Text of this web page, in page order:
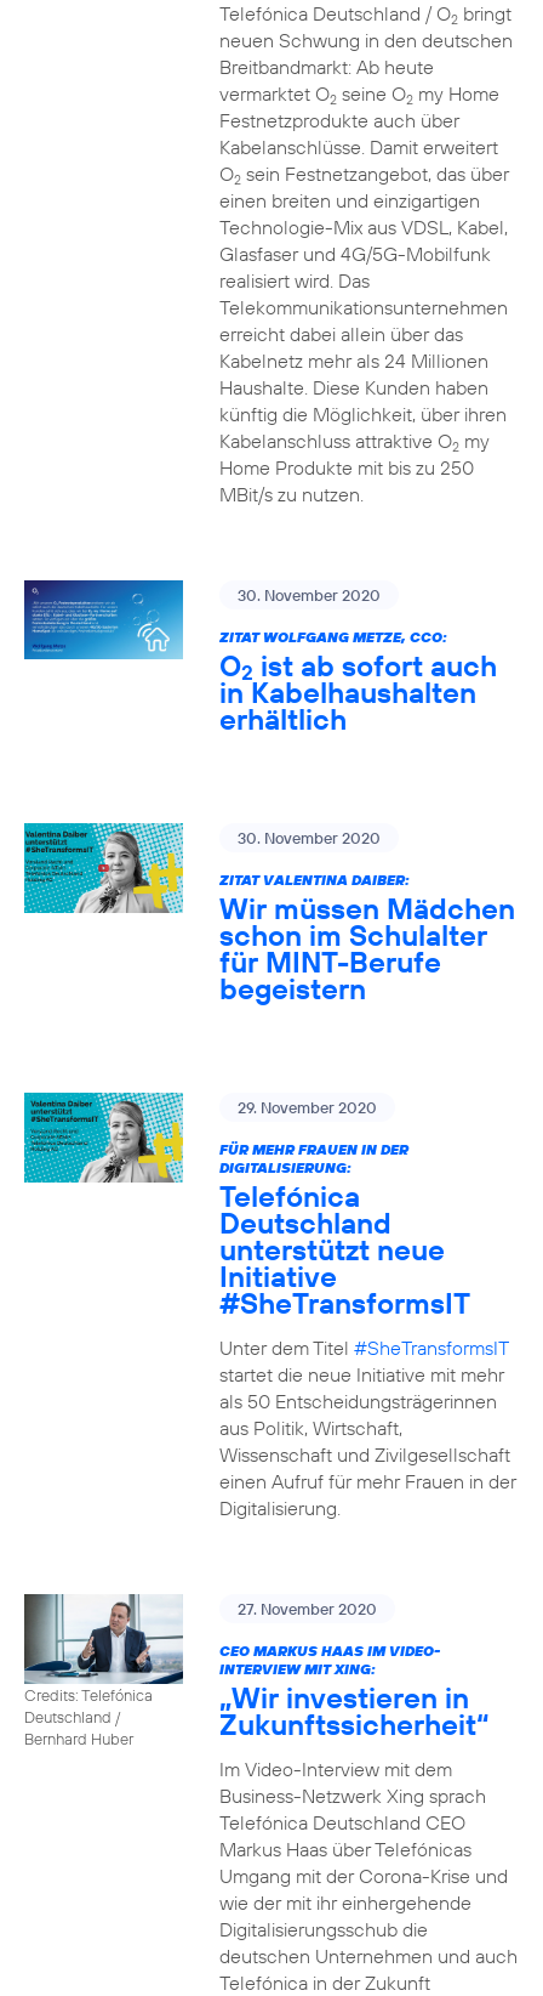
Telefónica Deutschland / O2bringt
neuen Schwung in den deutschen
Breitbandmarkt: Ab heute
vermarktet O2seine O2my Home
Festnetzprodukte auch über
Kabelanschlüsse. Damit erweitert
O2sein Festnetzangebot, das über
einen breiten und einzigartigen
Technologie-Mix aus VDSL, Kabel,
Glasfaser und 4G/5G-Mobilfunk
realisiert wird. Das
Telekommunikationsunternehmen
erreicht dabei allein über das
Kabelnetz mehr als 24 Millionen
Haushalte. Diese Kunden haben
künftig die Möglichkeit, über ihren
Kabelanschluss attraktive O2my
Home Produkte mit bis zu 250
MBit/s zu nutzen.
30. November 2020
ZITAT WOLFGANG METZE, CCO:
O2 ist ab sofort auch
in Kabelhaushalten
erhältlich
30. November 2020
ZITAT VALENTINA DAIBER:
Wir müssen Mädchen
schon im Schulalter
für MINT-Berufe
begeistern
29. November 2020
FÜR MEHR FRAUEN IN DER
DIGITALISIERUNG:
Telefónica
Deutschland
unterstützt neue
Initiative
#SheTransformsIT
Unter dem Titel #SheTransformsIT
startet die neue Initiative mit mehr
als 50 Entscheidungsträgerinnen
aus Politik, Wirtschaft,
Wissenschaft und Zivilgesellschaft
einen Aufruf für mehr Frauen in der
Digitalisierung.
Credits: Telefónica
Deutschland /
Bernhard Huber
27. November 2020
CEO MARKUS HAAS IM VIDEO-
INTERVIEW MIT XING:
„Wir investieren in
Zukunftssicherheit“
Im Video-Interview mit dem
Business-Netzwerk Xing sprach
Telefónica Deutschland CEO
Markus Haas über Telefónicas
Umgang mit der Corona-Krise und
wie der mit ihr einhergehende
Digitalisierungsschub die
deutschen Unternehmen und auch
Telefónica in der Zukunft